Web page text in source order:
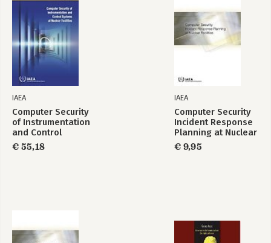
IAEA
Computer Security
of Instrumentation
and Control
Systems at Nuclear
Facilities
€ 55,18
IAEA
Computer Security
Incident Response
Planning at Nuclear
Facilities
€ 9,95